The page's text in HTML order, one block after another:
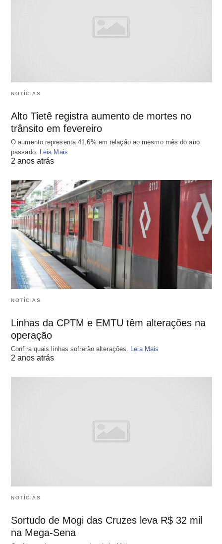
NOTÍCIAS
Alto Tietê registra aumento de mortes no
trânsito em fevereiro
O aumento representa 41,6% em relação ao mesmo mês do ano
passado.
Leia Mais
2 anos atrás
NOTÍCIAS
Linhas da CPTM e EMTU têm alterações na
operação
Confira quais linhas sofrerão alterações. Leia Mais
2 anos atrás
NOTÍCIAS
Sortudo de Mogi das Cruzes leva R$ 32 mil
na Mega-Sena